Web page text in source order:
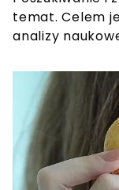
temat. Celem
analizy